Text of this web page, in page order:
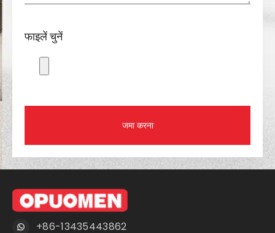
फाइलें चुनें
जमा करना
+86-13435443862